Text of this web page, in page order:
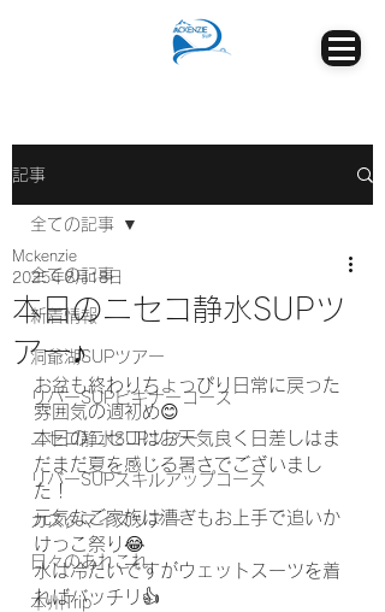
記事
全ての記事
新着情報
洞爺湖SUPツアー
リバーSUPビギナーコース
ニセコ静水SUPツアー
リバーSUPスキルアップコース
カスタマイズツアー
日々のあれこれ
本州Trip
全ての記事
本日のニセコ静水SUPツ
アー♪
Mckenzie
2025年8月18日
お盆も終わりちょっぴり日常に戻った
雰囲気の週初め😊
本日のニセコはお天気良く日差しはま
だまだ夏を感じる暑さでございまし
た！
元気なご家族は漕ぎもお上手で追いか
けっこ祭り😂
水は冷たいですがウェットスーツを着
ればバッチリ👍